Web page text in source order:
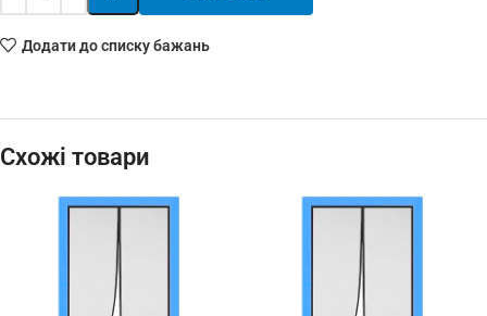
Додати до списку бажань
Схожі товари